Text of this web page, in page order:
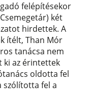
felépítésekor
két
hirdettek. A
ítélt, Than Mór
tanácsa nem
ki az érintettek
oldotta fel
szólította fel a